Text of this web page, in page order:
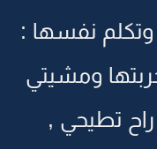
وتكلم نفسها :
ومشيتي
راح تطيحي ,